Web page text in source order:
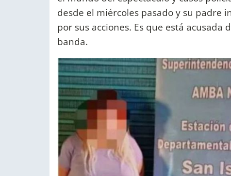
desde el miércoles pasado y su padre
por sus acciones. Es que está
banda.